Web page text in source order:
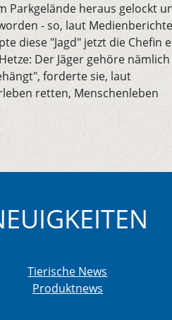
Parkgelände heraus gelockt
- so, laut
diese "Jagd" jetzt die Chefin
Der Jäger gehöre nämlich
forderte sie, laut
retten, Menschenleben
Tierische News
Produktnews